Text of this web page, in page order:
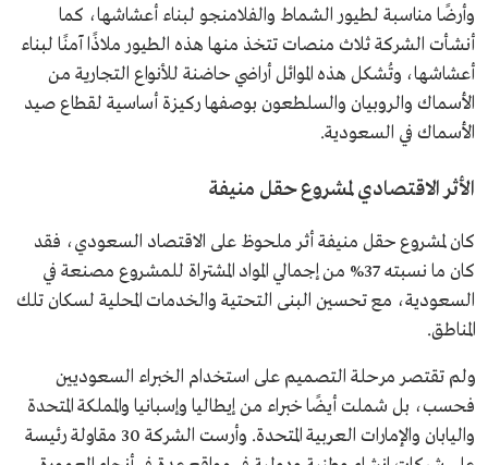
وأرضًا مناسبة لطيور الشماط والفلامنجو لبناء أعشاشها، كما
أنشأت الشركة ثلاث منصات تتخذ منها هذه الطيور ملاذًا آمنًا لبناء
أعشاشها، وتُشكل هذه الموائل أراضي حاضنة للأنواع التجارية من
الأسماك والروبيان والسلطعون بوصفها ركيزة أساسية لقطاع صيد
الأسماك في السعودية.
الأثر الاقتصادي لمشروع حقل منيفة
كان لمشروع حقل منيفة أثر ملحوظ على الاقتصاد السعودي، فقد
كان ما نسبته 37% من إجمالي المواد المشتراة للمشروع مصنعة في
السعودية، مع تحسين البنى التحتية والخدمات المحلية لسكان تلك
المناطق.
ولم تقتصر مرحلة التصميم على استخدام الخبراء السعوديين
فحسب، بل شملت أيضًا خبراء من إيطاليا وإسبانيا والمملكة المتحدة
واليابان والإمارات العربية المتحدة. وأرست الشركة 30 مقاولة رئيسة